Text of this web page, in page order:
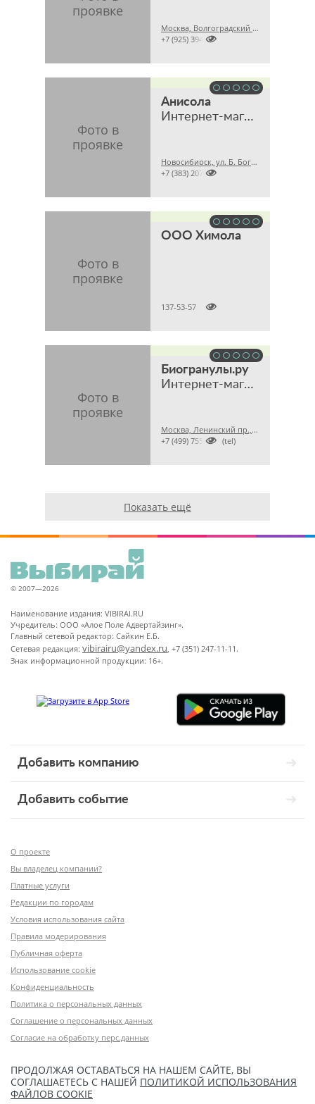
Москва, Волгоградский проспект, 32, корпус 8, ТЦ "Технохолл", павильон D-8

+7 (925) 3941200
Анисола
Интернет-магазин мебели
Новосибирск, ул. Б. Богаткова, 210/1, этаж 6, офис 608 (Торговый центр «Golden Field»)

+7 (383) 2079008
ООО Химола

137-53-57
Биогранулы.ру
Интернет-магазин биопрепаратов для септиков и дачных туалетов
Москва, Ленинский пр., 47

+7 (499) 7556309 (tel)
Показать ещё
© 2007—2026
Наименование издания: VIBIRAI.RU
Учредитель: ООО «Алое Поле Адвертайзинг».
Главный сетевой редактор: Сайкин Е.Б.
Сетевая редакция: vibirairu@yandex.ru, +7 (351) 247-11-11.
Знак информационной продукции: 16+.
Добавить компанию
Добавить событие
О проекте
Вы владелец компании?
Платные услуги
Редакции по городам
Условия использования сайта
Правила модерирования
Публичная оферта
Использование cookie
Конфиденциальность
Политика о персональных данных
Соглашение о персональных данных
Согласие на обработку перс.данных
ПРОДОЛЖАЯ ОСТАВАТЬСЯ НА НАШЕМ САЙТЕ, ВЫ
СОГЛАШАЕТЕСЬ С НАШЕЙ ПОЛИТИКОЙ ИСПОЛЬЗОВАНИЯ
ФАЙЛОВ COOKIE